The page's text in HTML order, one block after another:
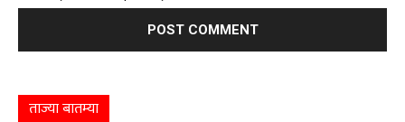
ताज्या बातम्या